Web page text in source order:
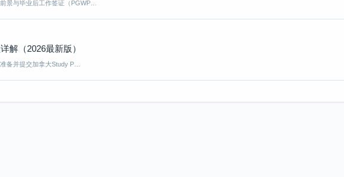
景与毕业后工作签证（PGWP…
解（2026最新版）
备并提交加拿大Study P…